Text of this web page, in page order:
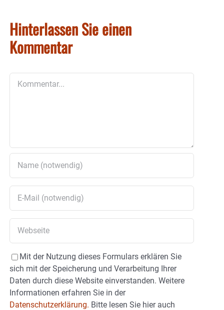
Hinterlassen Sie einen
Kommentar
Mit der Nutzung dieses Formulars erklären Sie
sich mit der Speicherung und Verarbeitung Ihrer
Daten durch diese Website einverstanden. Weitere
Informationen erfahren Sie in der
Datenschutzerklärung. Bitte lesen Sie hier auch